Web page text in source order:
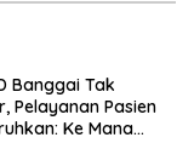
Banggai Tak
Pelayanan Pasien
Ke Mana